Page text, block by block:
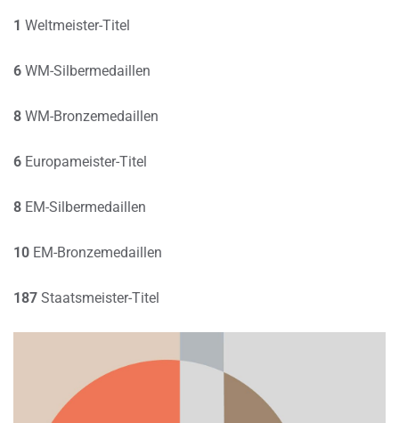
1 Weltmeister-Titel
6 WM-Silbermedaillen
8 WM-Bronzemedaillen
6 Europameister-Titel
8 EM-Silbermedaillen
10 EM-Bronzemedaillen
187 Staatsmeister-Titel